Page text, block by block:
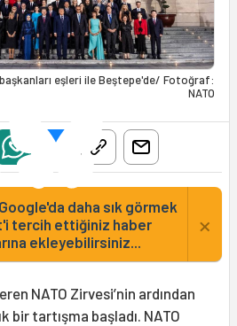
eşleri ile Beştepe'de/ Fotoğraf:
NATO
daha sık görmek
tercih ettiğiniz haber
ekleyebilirsiniz...
×
NATO Zirvesi’nin ardından
bir tartışma başladı. NATO